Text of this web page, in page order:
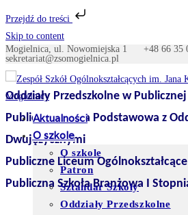
Przejdź do treści
Skip to content
Mogielnica, ul. Nowomiejska 1 +48 66
sekretariat@zsomogielnica.pl
Oddziały Przedszkolne w
Publiczna Szkoła Podstawowa z
Dwujęzycznymi
Publiczne Liceum Ogólnokształcące
Publiczna Szkoła Branżowa I
Aktualności
O szkole
O szkole
Patron
Sztandar Szkoły
Oddziały Przedszkolne